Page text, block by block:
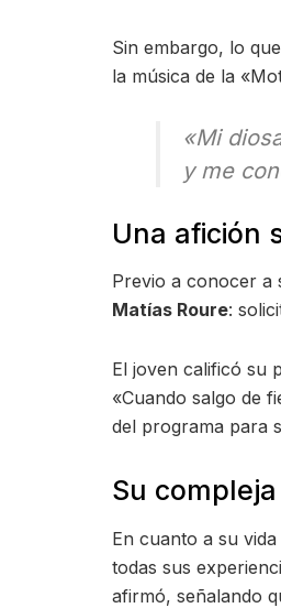
Sin embargo, lo
la música de la
«Mi
y me
Una afición
Previo a conocer a
Matías Roure:
El joven calificó su
«Cuando salgo de
del programa para
Su
En cuanto a su
todas sus
afirmó, señalando